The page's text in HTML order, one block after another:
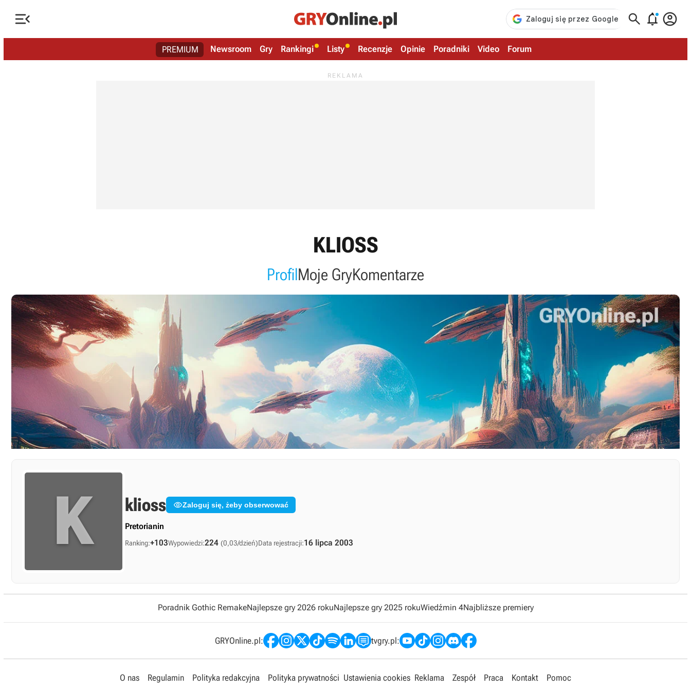
   
PREMIUM Newsroom Gry Rankingi Listy Recenzje Opinie Poradniki Video Forum
KLIOSS
ProfilMoje GryKomentarze
K klioss Zaloguj się, żeby obserwować
Pretorianin
Ranking:+103Wypowiedzi:224 (0,03/dzień)Data rejestracji:16 lipca 2003
Poradnik Gothic RemakeNajlepsze gry 2026 rokuNajlepsze gry 2025 rokuWiedźmin 4Najbliższe premiery
GRYOnline.pl: tvgry.pl:
O nas Regulamin Polityka redakcyjna Polityka prywatności Ustawienia cookies Reklama Zespół Praca Kontakt Pomoc